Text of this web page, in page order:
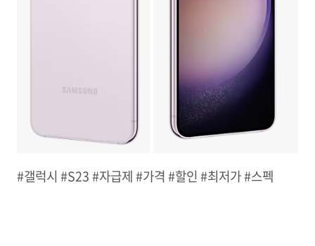
#갤럭시 #S23 #자급제 #가격 #할인 #최저가 #스펙